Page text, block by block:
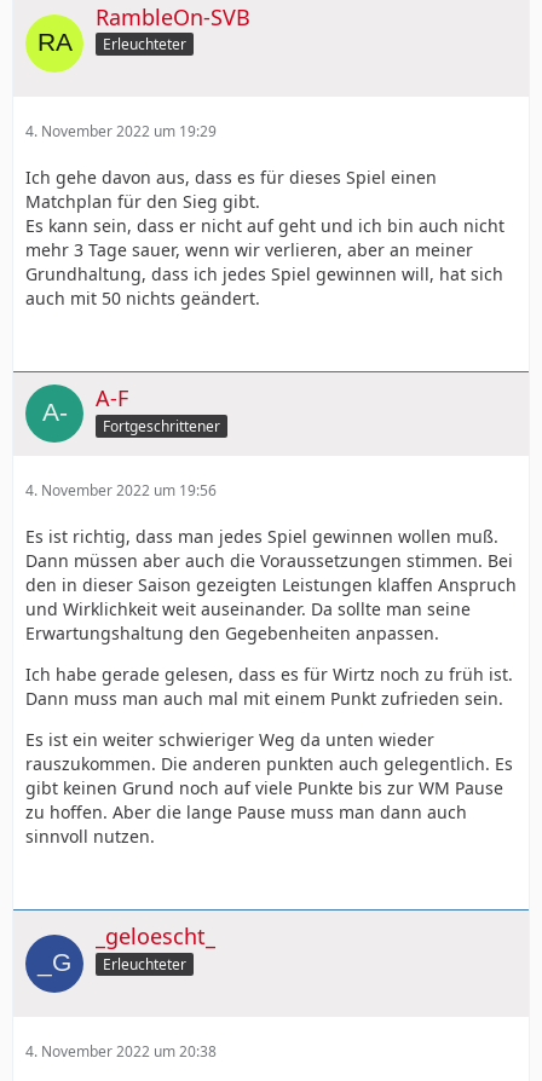
RambleOn-SVB
Erleuchteter
4. November 2022 um 19:29
Ich gehe davon aus, dass es für dieses Spiel einen
Matchplan für den Sieg gibt.
Es kann sein, dass er nicht auf geht und ich bin auch nicht
mehr 3 Tage sauer, wenn wir verlieren, aber an meiner
Grundhaltung, dass ich jedes Spiel gewinnen will, hat sich
auch mit 50 nichts geändert.
A-F
Fortgeschrittener
4. November 2022 um 19:56
Es ist richtig, dass man jedes Spiel gewinnen wollen muß.
Dann müssen aber auch die Voraussetzungen stimmen. Bei
den in dieser Saison gezeigten Leistungen klaffen Anspruch
und Wirklichkeit weit auseinander. Da sollte man seine
Erwartungshaltung den Gegebenheiten anpassen.
Ich habe gerade gelesen, dass es für Wirtz noch zu früh ist.
Dann muss man auch mal mit einem Punkt zufrieden sein.
Es ist ein weiter schwieriger Weg da unten wieder
rauszukommen. Die anderen punkten auch gelegentlich. Es
gibt keinen Grund noch auf viele Punkte bis zur WM Pause
zu hoffen. Aber die lange Pause muss man dann auch
sinnvoll nutzen.
_geloescht_
Erleuchteter
4. November 2022 um 20:38